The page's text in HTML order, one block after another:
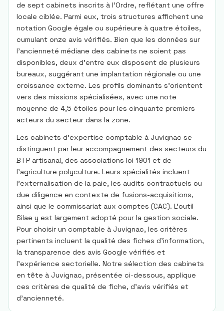
de sept cabinets inscrits à l’Ordre, reflétant une offre
locale ciblée. Parmi eux, trois structures affichent une
notation Google égale ou supérieure à quatre étoiles,
cumulant onze avis vérifiés. Bien que les données sur
l’ancienneté médiane des cabinets ne soient pas
disponibles, deux d’entre eux disposent de plusieurs
bureaux, suggérant une implantation régionale ou une
croissance externe. Les profils dominants s’orientent
vers des missions spécialisées, avec une note
moyenne de 4,5 étoiles pour les cinquante premiers
acteurs du secteur dans la zone.
Les cabinets d’expertise comptable à Juvignac se
distinguent par leur accompagnement des secteurs du
BTP artisanal, des associations loi 1901 et de
l’agriculture polyculture. Leurs spécialités incluent
l’externalisation de la paie, les audits contractuels ou
due diligence en contexte de fusions-acquisitions,
ainsi que le commissariat aux comptes (CAC). L’outil
Silae y est largement adopté pour la gestion sociale.
Pour choisir un comptable à Juvignac, les critères
pertinents incluent la qualité des fiches d’information,
la transparence des avis Google vérifiés et
l’expérience sectorielle. Notre sélection des cabinets
en tête à Juvignac, présentée ci-dessous, applique
ces critères de qualité de fiche, d’avis vérifiés et
d’ancienneté.